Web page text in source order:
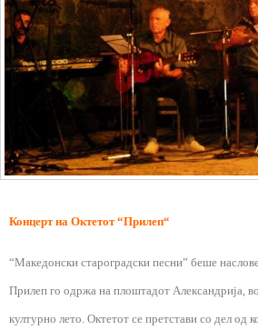
Концерт на Октетот“Прилеп“
“Македонски староградски песни” беше
Прилеп го одржа на плоштадот Александрија,
културно лето. Октетот се претстави со дел од